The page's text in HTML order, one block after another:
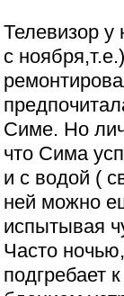
Телевизор
с
Симе. Но
что Сима
и с водой (
ней можно
испытывая
Часто
подгребает